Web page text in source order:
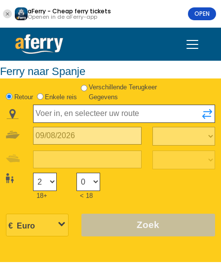
aFerry - Cheap ferry tickets
Openen in de aFerry-app OPEN
Ferry naar Spanje
Retour Enkele reis
Verschillende Terugkeer
Gegevens
18+ < 18
Zoek